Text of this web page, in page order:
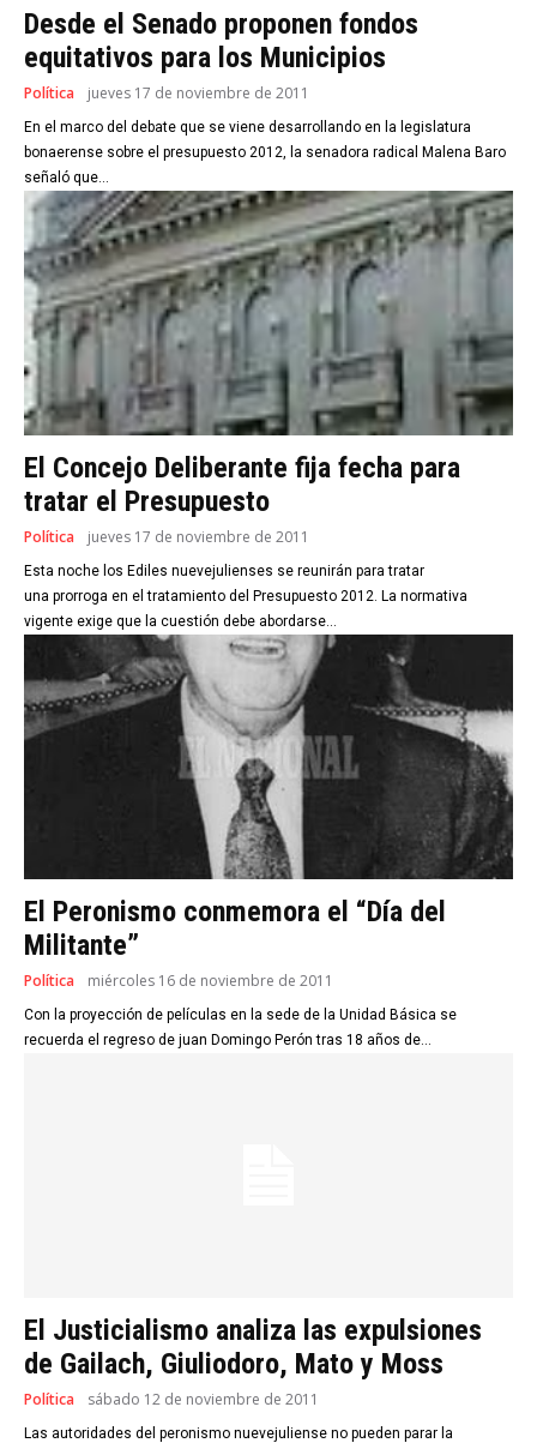
Desde el Senado proponen fondos
equitativos para los Municipios
Política jueves 17 de noviembre de 2011
En el marco del debate que se viene desarrollando en la legislatura
bonaerense sobre el presupuesto 2012, la senadora radical Malena Baro
señaló que...
El Concejo Deliberante fija fecha para
tratar el Presupuesto
Política jueves 17 de noviembre de 2011
Esta noche los Ediles nuevejulienses se reunirán para tratar
una prorroga en el tratamiento del Presupuesto 2012. La normativa
vigente exige que la cuestión debe abordarse...
El Peronismo conmemora el “Día del
Militante”
Política miércoles 16 de noviembre de 2011
Con la proyección de películas en la sede de la Unidad Básica se
recuerda el regreso de juan Domingo Perón tras 18 años de...
El Justicialismo analiza las expulsiones
de Gailach, Giuliodoro, Mato y Moss
Política sábado 12 de noviembre de 2011
Las autoridades del peronismo nuevejuliense no pueden parar la